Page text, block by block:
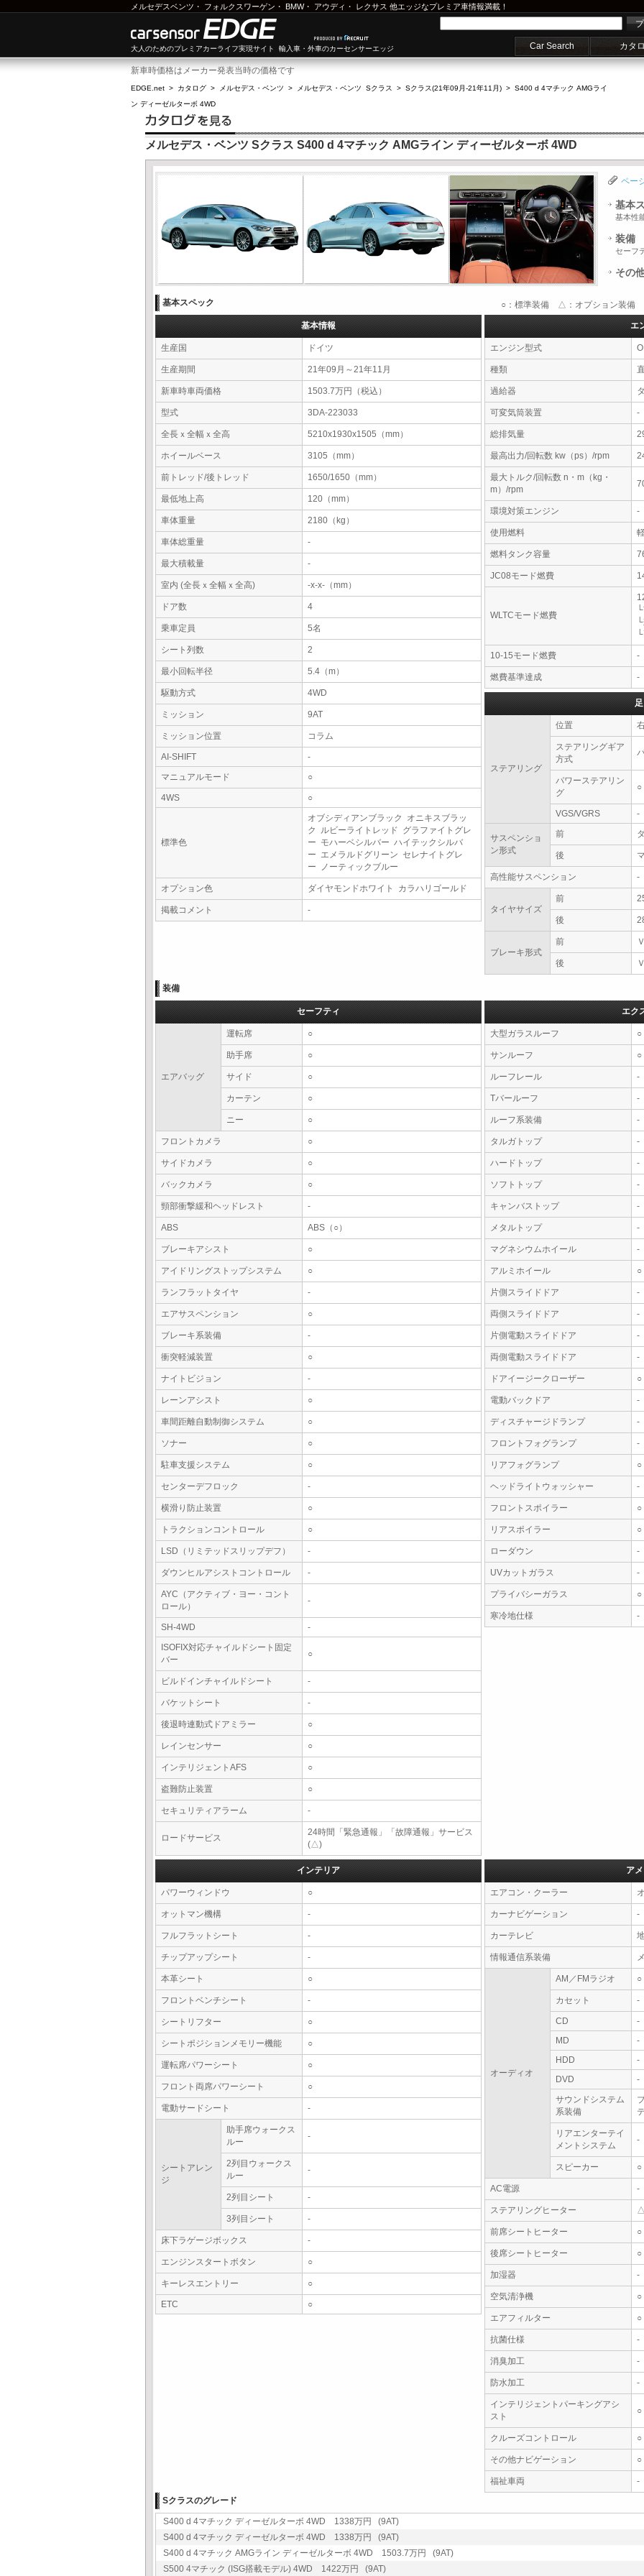
メルセデスベンツ ・ フォルクスワーゲン ・ BMW・ アウディ ・ レクサス 他エッジなプレミア車情報満載！
大人のためのプレミアカーライフ実現サイト 輸入車・外車のカーセンサーエッジ Car Search カタ
新車時価格はメーカー発表当時の価格です
EDGE.net > カタログ > メルセデス・ベンツ > メルセデス・ベンツ Sクラス > Sクラス(21年09月-21年11月) > S400 d 4マチック AMGライ
ン ディーゼルターボ 4WD
メルセデス・ベンツ Sクラス S400 d 4マチック AMGライン ディーゼルターボ 4WD
ペー
基本
基本性
装備
セーフ
その
基本スペック ○：標準装備 △：オプション装備 -
基本情報
生産国 ドイツ
生産期間 21年09月～21年11月
新車時車両価格 1503.7万円（税込）
型式 3DA-223033
全長ｘ全幅ｘ全高 5210x1930x1505（mm）
ホイールベース 3105（mm）
前トレッド/後トレッド 1650/1650（mm）
最低地上高 120（mm）
車体重量 2180（kg）
車体総重量 -
最大積載量 -
室内 (全長ｘ全幅ｘ全高) -x-x-（mm）
ドア数 4
乗車定員 5名
シート列数 2
最小回転半径 5.4（m）
駆動方式 4WD
ミッション 9AT
ミッション位置 コラム
AI-SHIFT
-
マニュアルモード
○
4WS ○
標準色
オブシディアンブラック オニキスブラッ
ク ルビーライトレッド グラファイトグレ
ー モハーベシルバー ハイテックシルバ
ー エメラルドグリーン セレナイトグレ
ー ノーティックブルー
オプション色 ダイヤモンドホワイト カラハリゴールド
掲載コメント -
エ
エンジン型式
種類
過給器
可変気筒装置 -
総排気量
最高出力/回転数 kw（ps）/rpm
最大トルク/回転数 n・m（kg・
m）/rpm
環境対策エンジン -
使用燃料
燃料タンク容量
JC08モード燃費
WLTCモード燃費
10-15モード燃費 -
燃費基準達成 -
ステアリング
位置
ステアリングギア
方式
パワーステアリン
グ
○
VGS/VGRS -
サスペンショ
ン形式
前
後
高性能サスペンション -
タイヤサイズ
前
後
ブレーキ形式
前
後
装備
セーフティ
エアバッグ
運転席 ○
助手席 ○
サイド ○
カーテン ○
ニー ○
フロントカメラ ○
サイドカメラ ○
バックカメラ ○
頸部衝撃緩和ヘッドレスト -
ABS ABS（○）
ブレーキアシスト ○
アイドリングストップシステム ○
ランフラットタイヤ -
エアサスペンション ○
ブレーキ系装備 -
衝突軽減装置 ○
ナイトビジョン -
レーンアシスト ○
車間距離自動制御システム ○
ソナー ○
駐車支援システム ○
センターデフロック -
横滑り防止装置 ○
トラクションコントロール ○
LSD（リミテッドスリップデフ） -
ダウンヒルアシストコントロール -
AYC（アクティブ・ヨー・コント
ロール）
-
SH-4WD
-
ISOFIX対応チャイルドシート固定
バー
○
ビルドインチャイルドシート -
バケットシート -
後退時連動式ドアミラー ○
レインセンサー ○
インテリジェントAFS ○
盗難防止装置 ○
セキュリティアラーム -
ロードサービス
24時間「緊急通報」「故障通報」サービス
(△)
エク
大型ガラスルーフ ○
サンルーフ ○
ルーフレール -
Tバールーフ -
ルーフ系装備 -
タルガトップ -
ハードトップ -
ソフトトップ -
キャンバストップ -
メタルトップ -
マグネシウムホイール -
アルミホイール ○
片側スライドドア -
両側スライドドア -
片側電動スライドドア -
両側電動スライドドア -
ドアイージークローザー ○
電動バックドア -
ディスチャージドランプ -
フロントフォグランプ -
リアフォグランプ ○
ヘッドライトウォッシャー -
フロントスポイラー ○
リアスポイラー ○
ローダウン -
UVカットガラス -
プライバシーガラス ○
寒冷地仕様 -
インテリア
パワーウィンドウ ○
オットマン機構 -
フルフラットシート -
チップアップシート -
本革シート ○
フロントベンチシート -
シートリフター ○
シートポジションメモリー機能 ○
運転席パワーシート ○
フロント両席パワーシート ○
電動サードシート -
シートアレン
ジ
助手席ウォークス
ルー
-
2列目ウォークス
ルー
-
2列目シート -
3列目シート -
床下ラゲージボックス -
エンジンスタートボタン ○
キーレスエントリー ○
ETC ○
ア
エアコン・クーラー
カーナビゲーション -
カーテレビ
情報通信系装備
オーディオ
AM／FMラジオ ○
カセット -
CD
-
MD
-
HDD
-
DVD
-
サウンドシステム
系装備
リアエンターテイ
メントシステム
-
スピーカー ○
AC電源 -
ステアリングヒーター
前席シートヒーター ○
後席シートヒーター ○
加湿器 -
空気清浄機 ○
エアフィルター ○
抗菌仕様 -
消臭加工 -
防水加工 -
インテリジェントパーキングアシ
スト
○
クルーズコントロール ○
その他ナビゲーション ○
福祉車両
-
Sクラスのグレード
S400 d 4マチック ディーゼルターボ 4WD 1338万円 (9AT)
S400 d 4マチック ディーゼルターボ 4WD 1338万円 (9AT)
S400 d 4マチック AMGライン ディーゼルターボ 4WD 1503.7万円 (9AT)
S500 4マチック (ISG搭載モデル) 4WD 1422万円 (9AT)